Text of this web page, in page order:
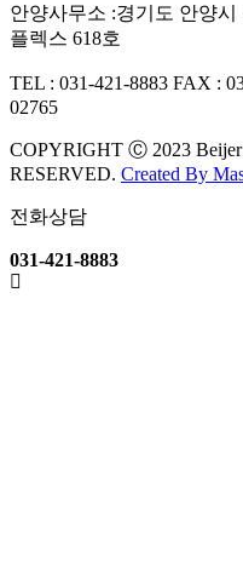
안양사무소 :경기도 안양
플렉스 618호
TEL : 031-421-8883 FAX :
02765
COPYRIGHT Ⓒ 2023
RESERVED. Created By
전화상담
031-421-8883